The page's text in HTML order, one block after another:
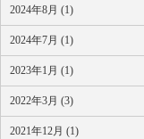
2024年8月 (1)
2024年7月 (1)
2023年1月 (1)
2022年3月 (3)
2021年12月 (1)